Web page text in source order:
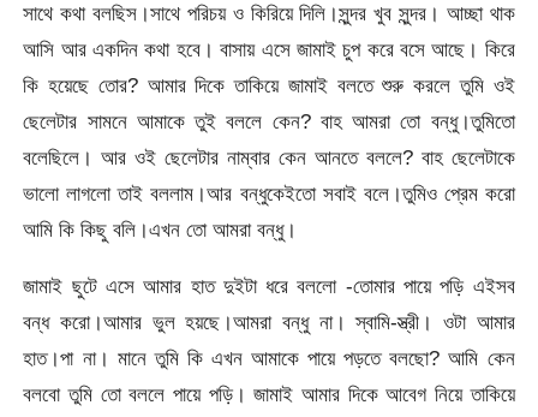
সাথে কথা বলছিস।সাথে পরিচয় ও কিরিয়ে দিলি।সুন্দর খুব সুন্দর। আচ্ছা থাক
আসি আর একদিন কথা হবে। বাসায় এসে জামাই চুপ করে বসে আছে। কিরে
কি হয়েছে তোর? আমার দিকে তাকিয়ে জামাই বলতে শুরু করলে তুমি ওই
ছেলেটার সামনে আমাকে তুই বললে কেন? বাহ আমরা তো বন্ধু।তুমিতো
বলেছিলে। আর ওই ছেলেটার নাম্বার কেন আনতে বললে? বাহ ছেলেটাকে
ভালো লাগলো তাই বললাম।আর বন্ধুকেইতো সবাই বলে।তুমিও প্রেম করো
আমি কি কিছু বলি।এখন তো আমরা বন্ধু।
জামাই ছুটে এসে আমার হাত দুইটা ধরে বললো -তোমার পায়ে পড়ি এইসব
বন্ধ করো।আমার ভুল হয়ছে।আমরা বন্ধু না। স্বামি-স্ত্রী। ওটা আমার
হাত।পা না। মানে তুমি কি এখন আমাকে পায়ে পড়তে বলছো? আমি কেন
বলবো তুমি তো বললে পায়ে পড়ি। জামাই আমার দিকে আবেগ নিয়ে তাকিয়ে